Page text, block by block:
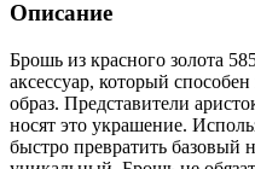
Описание
Брошь из красного золота
аксессуар, который
образ. Представители
носят это украшение.
быстро превратить базовый